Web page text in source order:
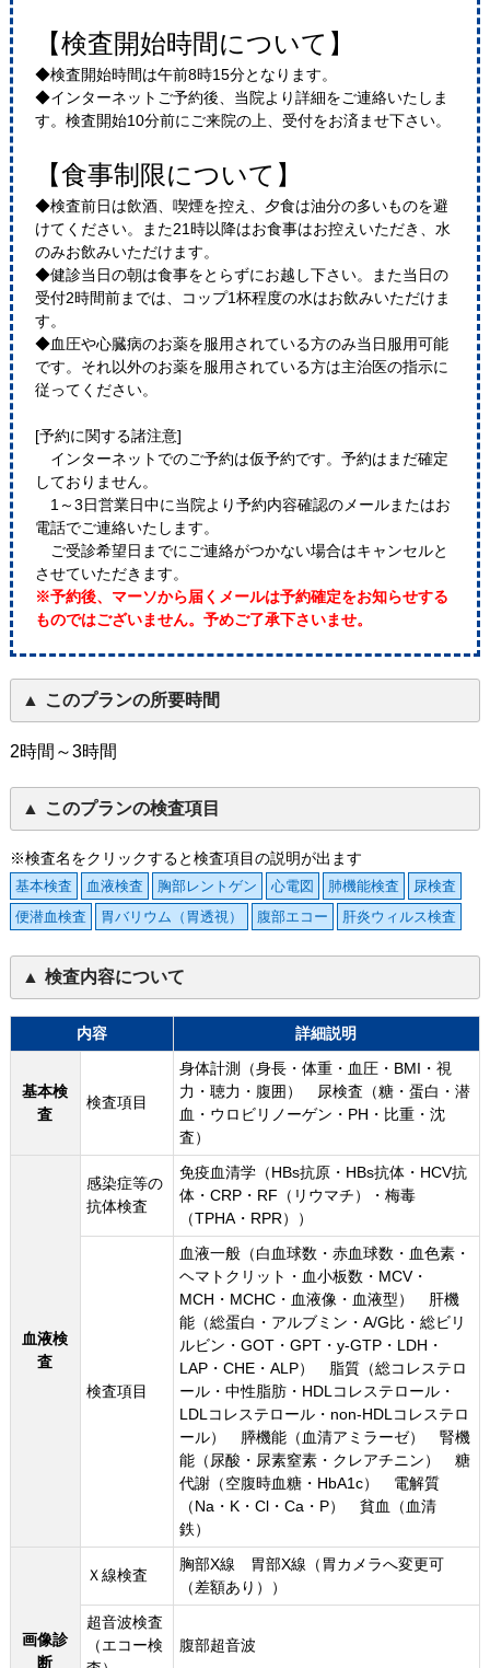
【検査開始時間について】
◆検査開始時間は午前8時15分となります。
◆インターネットご予約後、当院より詳細をご連絡いたしま
す。検査開始10分前にご来院の上、受付をお済ませ下さい。
【食事制限について】
◆検査前日は飲酒、喫煙を控え、夕食は油分の多いものを避
けてください。また21時以降はお食事はお控えいただき、水
のみお飲みいただけます。
◆健診当日の朝は食事をとらずにお越し下さい。また当日の
受付2時間前までは、コップ1杯程度の水はお飲みいただけま
す。
◆血圧や心臓病のお薬を服用されている方のみ当日服用可能
です。それ以外のお薬を服用されている方は主治医の指示に
従ってください。
[予約に関する諸注意]
インターネットでのご予約は仮予約です。予約はまだ確定
しておりません。
1～3日営業日中に当院より予約内容確認のメールまたはお
電話でご連絡いたします。
ご受診希望日までにご連絡がつかない場合はキャンセルと
させていただきます。
※予約後、マーソから届くメールは予約確定をお知らせする
ものではございません。予めご了承下さいませ。
このプランの所要時間
2時間～3時間
このプランの検査項目
※検査名をクリックすると検査項目の説明が出ます
基本検査 血液検査 胸部レントゲン 心電図 肺機能検査
尿検査
便潜血検査
胃バリウム（胃透視） 腹部エコー 肝炎ウィルス検査
検査内容について
内容 詳細説明
基本検
査
検査項目
身体計測（身長・体重・血圧・BMI・視
力・聴力・腹囲） 尿検査（糖・蛋白・潜
血・ウロビリノーゲン・PH・比重・沈
査）
血液検
査
感染症等の
抗体検査
免疫血清学（HBs抗原・HBs抗体・HCV抗
体・CRP・RF（リウマチ）・梅毒
（TPHA・RPR））
検査項目
血液一般（白血球数・赤血球数・血色素・
ヘマトクリット・血小板数・MCV・
MCH・MCHC・血液像・血液型） 肝機
能（総蛋白・アルブミン・A/G比・総ビリ
ルビン・GOT・GPT・y-GTP・LDH・
LAP・CHE・ALP） 脂質（総コレステロ
ール・中性脂肪・HDLコレステロール・
LDLコレステロール・non-HDLコレステロ
ール） 膵機能（血清アミラーゼ） 腎機
能（尿酸・尿素窒素・クレアチニン） 糖
代謝（空腹時血糖・HbA1c） 電解質
（Na・K・Cl・Ca・P） 貧血（血清
鉄）
画像診
断
Ｘ線検査
胸部X線 胃部X線（胃カメラへ変更可
（差額あり））
超音波検査
（エコー検
腹部超音波